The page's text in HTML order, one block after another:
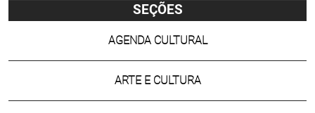
SEÇÕES
AGENDA CULTURAL
ARTE E CULTURA